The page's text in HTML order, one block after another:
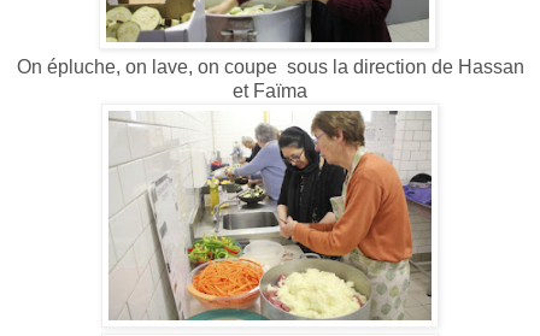
On épluche, on lave, on coupe sous la direction de Hassan
et Faïma